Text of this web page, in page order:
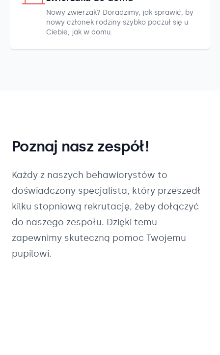
Nowy zwierzak? Doradzimy, jak sprawić, by
nowy członek rodziny szybko poczuł się u
Ciebie, jak w domu.
Poznaj nasz zespół!
Każdy z naszych behawiorystów to
doświadczony specjalista, który przeszedł
kilku stopniową rekrutację, żeby dołączyć
do naszego zespołu. Dzięki temu
zapewnimy skuteczną pomoc Twojemu
pupilowi.